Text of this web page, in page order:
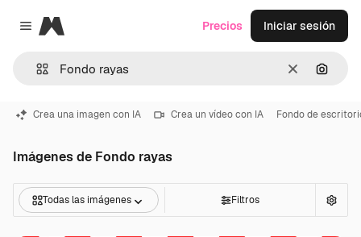
Close menu
Magnific
Borrar
Precios Iniciar sesión
Crea una imagen con IA Crea un vídeo con IA Fondo de
Imágenes de Fondo rayas
Todas las imágenes Filtros